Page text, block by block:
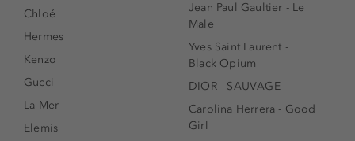
Chloé
Hermes
Kenzo
Gucci
La Mer
Elemis
Jean Paul Gaultier - Le
Male
Yves Saint Laurent -
Black Opium
DIOR - SAUVAGE
Carolina Herrera - Good
Girl